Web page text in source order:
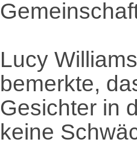
Lucy
bemerkte,
Gesichter in
keine